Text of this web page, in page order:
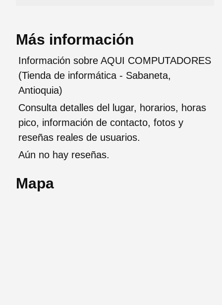
Más información
Información sobre AQUI COMPUTADORES
(Tienda de informática - Sabaneta,
Antioquia)
Consulta detalles del lugar, horarios, horas
pico, información de contacto, fotos y
reseñas reales de usuarios.
Aún no hay reseñas.
Mapa